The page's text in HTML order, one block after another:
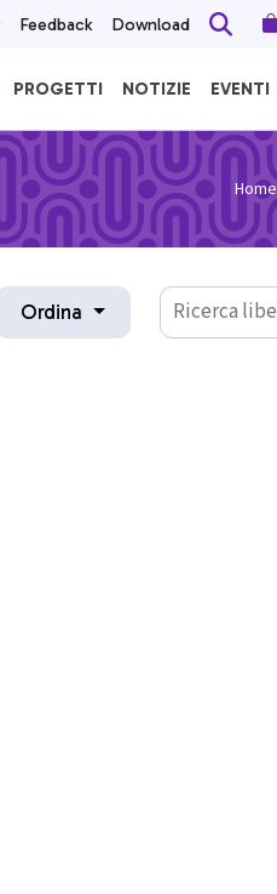
Feedback
Download
PROGETTI NOTIZIE EVENTI
Home
Ordina